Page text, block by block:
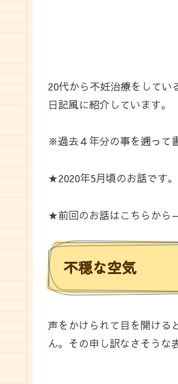
20代から不妊治療をして
日記風に紹介しています。
※過去４年分の事を遡って
★2020年5月頃のお話です。
★前回のお話はこちらから
不穏な空気
声をかけられて目を開ける
ん。その申し訳なさそう